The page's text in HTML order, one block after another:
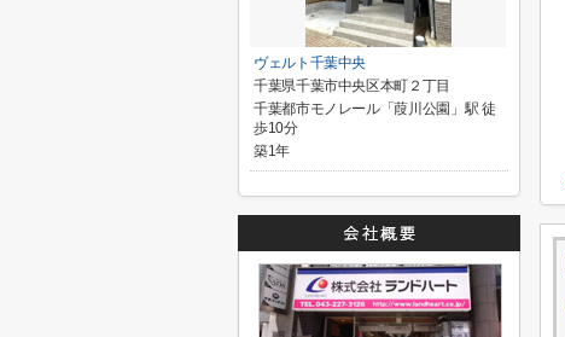
ヴェルト千葉中央
千葉県千葉市中央区本町２丁目
千葉都市モノレール「葭川公園」駅 徒
歩10分
築1年